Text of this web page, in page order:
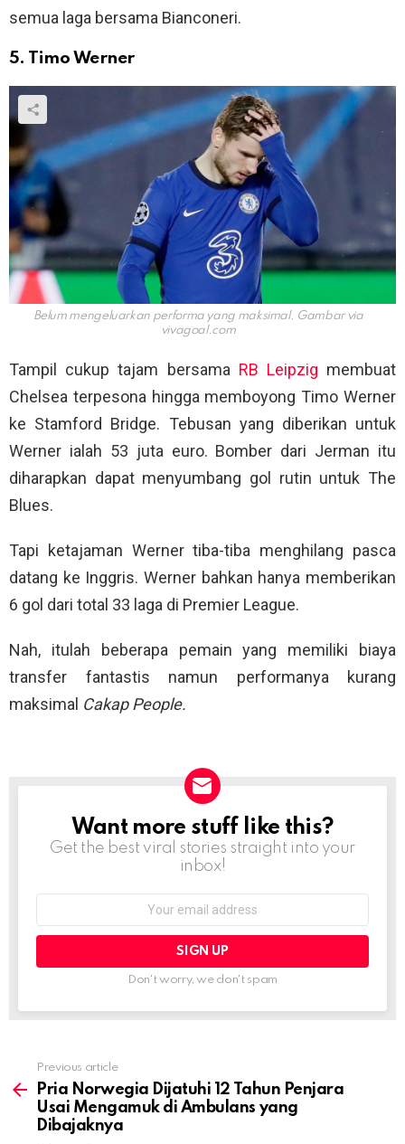
semua laga bersama Bianconeri.
5. Timo Werner
Belum mengeluarkan performa yang maksimal. Gambar via
vivagoal.com
Tampil cukup tajam bersama RB Leipzig membuat
Chelsea terpesona hingga memboyong Timo Werner
ke Stamford Bridge. Tebusan yang diberikan untuk
Werner ialah 53 juta euro. Bomber dari Jerman itu
diharapkan dapat menyumbang gol rutin untuk The
Blues.
Tapi ketajaman Werner tiba-tiba menghilang pasca
datang ke Inggris. Werner bahkan hanya memberikan
6 gol dari total 33 laga di Premier League.
Nah, itulah beberapa pemain yang memiliki biaya
transfer fantastis namun performanya kurang
maksimal Cakap People.
NEWSLETTER
Want more stuff like this?
Get the best viral stories straight into your
inbox!
Don't worry, we don't spam
more
Previous article
Pria Norwegia Dijatuhi 12 Tahun Penjara
Usai Mengamuk di Ambulans yang
Dibajaknya